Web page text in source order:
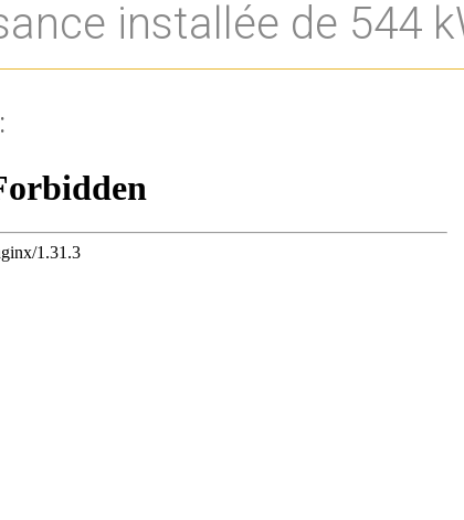
installée de 544